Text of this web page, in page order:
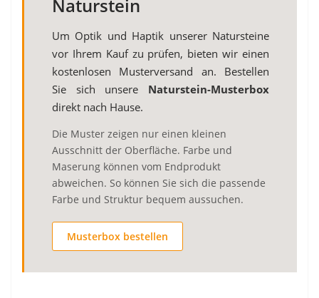
Naturstein
Um Optik und Haptik unserer Natursteine
vor Ihrem Kauf zu prüfen, bieten wir einen
kostenlosen Musterversand an. Bestellen
Sie sich unsere Naturstein-Musterbox
direkt nach Hause.
Die Muster zeigen nur einen kleinen
Ausschnitt der Oberfläche. Farbe und
Maserung können vom Endprodukt
abweichen. So können Sie sich die passende
Farbe und Struktur bequem aussuchen.
Musterbox bestellen